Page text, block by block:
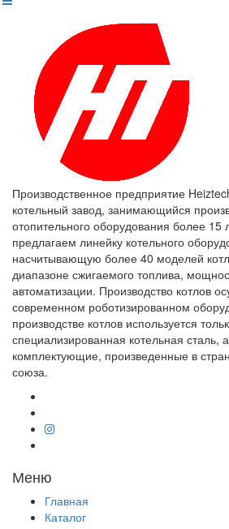
Производственное предприятие
котельный завод, занимающийся
отопительного оборудования более 15
предлагаем линейку котельного
насчитывающую более 40 моделей
диапазоне сжигаемого топлива,
автоматизации. Производство котлов
современном роботизированном
производстве котлов используется
специализированная котельная сталь,
комплектующие, произведенные в
союза.
Меню
Главная
Каталог